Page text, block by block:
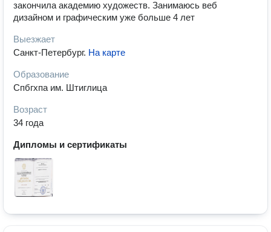
закончила академию художеств. Занимаюсь веб
дизайном и графическим уже больше 4 лет
Выезжает
Санкт-Петербург. На карте
Образование
Спбгхпа им. Штиглица
Возраст
34 года
Дипломы и сертификаты